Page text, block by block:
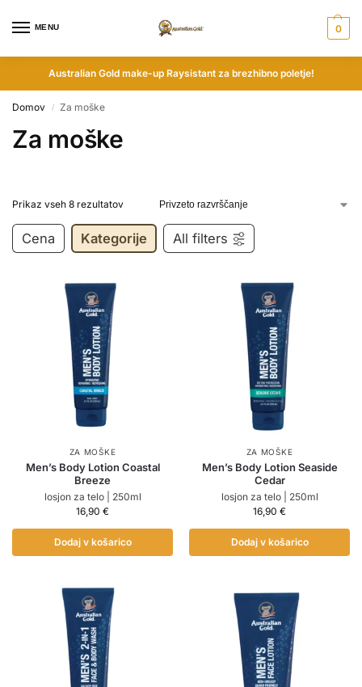
MENU 0
Australian Gold make-up Raysistant za brezhibno poletje!
Domov / Za moške
Za moške
Prikaz vseh 8 rezultatov
Cena Kategorije All filters
ZA MOŠKE
Men’s Body Lotion Coastal
Breeze
losjon za telo | 250ml
16,90 €
Dodaj v košarico
ZA MOŠKE
Men’s Body Lotion Seaside
Cedar
losjon za telo | 250ml
16,90 €
Dodaj v košarico